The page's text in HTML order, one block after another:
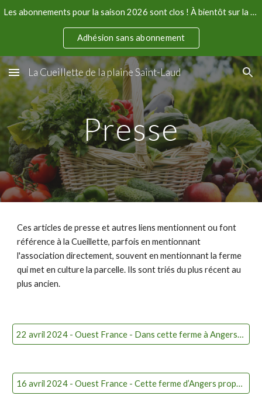
Les abonnements pour la saison 2026 sont clos ! À bientôt sur la parcelle 🥕 🍅 🍆 🫑 😃
Adhésion sans abonnement
La Cueillette de la plaine Saint-Laud
Presse
Ces articles de presse et autres liens mentionnent ou font
référence à la Cueillette, parfois en mentionnant
l'association directement, souvent en mentionnant la ferme
qui met en culture la parcelle. Ils sont triés du plus récent au
plus ancien.
22 avril 2024 - Ouest France - Dans cette ferme à Angers, les habitants récoltent 100 % de la production du maraîcher
16 avril 2024 - Ouest France - Cette ferme d’Angers propose aux clients de venir cueillir leurs fruits et légumes eux-mê